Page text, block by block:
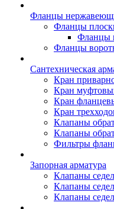
Фланцы
Фланцы
Фланцы
Фланцы
Сантехническая
Кран
Кран
Кран
Кран
Клапаны
Клапаны
Фильтры
Запорная арматура
Клапаны
Клапаны
Клапаны